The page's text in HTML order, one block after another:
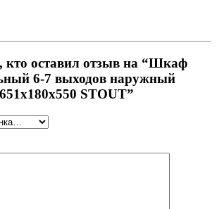
кто оставил отзыв на “Шкаф
6-7 выходов наружный
STOUT”